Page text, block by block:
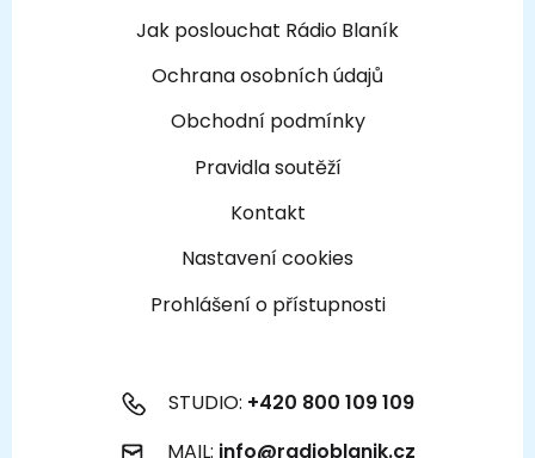
Jak poslouchat Rádio Blaník
Ochrana osobních údajů
Obchodní podmínky
Pravidla soutěží
Kontakt
Nastavení cookies
Prohlášení o přístupnosti
STUDIO: +420 800 109 109
MAIL: info@radioblanik.cz